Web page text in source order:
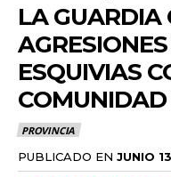
LA GUARDIA
ESQUIVIAS
PROVINCIA
PUBLICADO EN JUNIO